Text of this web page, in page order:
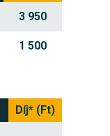
3 950
1 500
Díj* (Ft)